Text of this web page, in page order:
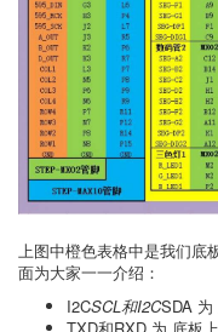
上图中橙色表格中是我们底
面为大家一一介绍：
I2CSCL和I2CSDA
TXD和RXD 为 底板